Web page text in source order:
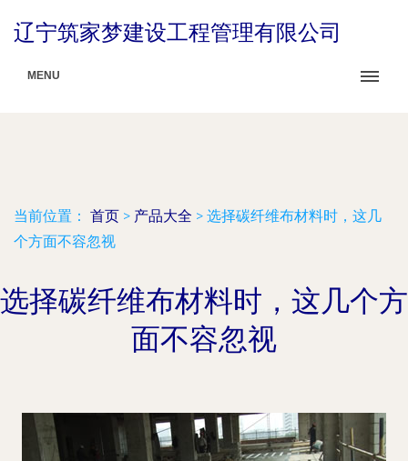
辽宁筑家梦建设工程管理有限公司
MENU
当前位置： 首页 > 产品大全 > 选择碳纤维布材料时，这几
个方面不容忽视
选择碳纤维布材料时，这几个方
面不容忽视